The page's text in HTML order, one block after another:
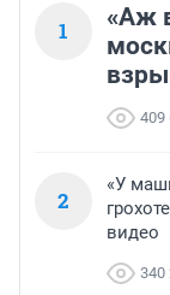
1
«Аж
409
2
«У
видео
340